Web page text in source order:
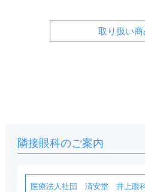
取り扱い商
隣接眼科のご案内
医療法人社団 済安堂 井上眼